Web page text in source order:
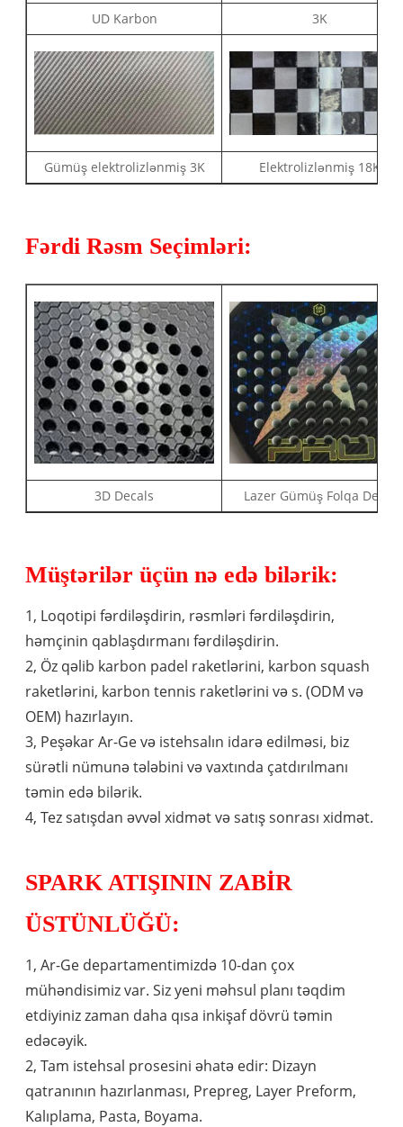
UD Karbon 3K
Gümüş elektrolizlənmiş 3K Elektrolizlənmiş 18K
Fərdi Rəsm Seçimləri:
3D Decals Lazer Gümüş Folqa Decal
Müştərilər üçün nə edə bilərik:
1, Loqotipi fərdiləşdirin, rəsmləri fərdiləşdirin,
həmçinin qablaşdırmanı fərdiləşdirin.
2, Öz qəlib karbon padel raketlərini, karbon squash
raketlərini, karbon tennis raketlərini və s. (ODM və
OEM) hazırlayın.
3, Peşəkar Ar-Ge və istehsalın idarə edilməsi, biz
sürətli nümunə tələbini və vaxtında çatdırılmanı
təmin edə bilərik.
4, Tez satışdan əvvəl xidmət və satış sonrası xidmət.
SPARK ATIŞININ ZABİR
ÜSTÜNLÜĞÜ:
1, Ar-Ge departamentimizdə 10-dan çox
mühəndisimiz var. Siz yeni məhsul planı təqdim
etdiyiniz zaman daha qısa inkişaf dövrü təmin
edəcəyik.
2, Tam istehsal prosesini əhatə edir: Dizayn
qatranının hazırlanması, Prepreg, Layer Preform,
Kalıplama, Pasta, Boyama.